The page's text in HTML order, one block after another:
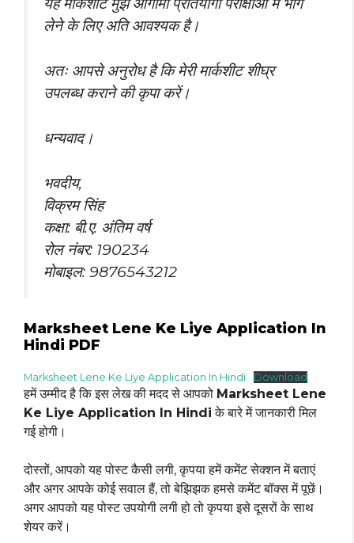
लेने के लिए अति आवश्यक है।
अतः आपसे अनुरोध है कि मेरी मार्कशीट शीघ्र
उपलब्ध कराने की कृपा करें।
धन्यवाद।
भवदीय,
विक्रम सिंह
कक्षा: बी.ए. अंतिम वर्ष
रोल नंबर: 190234
मोबाइल: 9876543212
Marksheet Lene Ke Liye Application In
Hindi PDF
Marksheet Lene Ke Liye Application In Hindi Download
हमें उम्मीद है कि इस लेख की मदद से आपको Marksheet Lene
Ke Liye Application In Hindi के बारे में जानकारी मिल
गई होगी।
दोस्तों, आपको यह पोस्ट कैसी लगी, कृपया हमें कमेंट सेक्शन में बताएं
और अगर आपके कोई सवाल हैं, तो बेझिझक हमसे कमेंट बॉक्स में पूछें।
अगर आपको यह पोस्ट उपयोगी लगी हो तो कृपया इसे दूसरों के साथ
शेयर करें।